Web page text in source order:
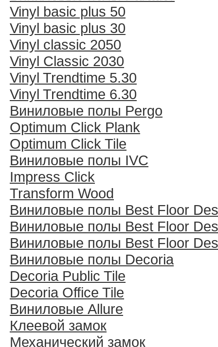
Vinyl basic plus 50
Vinyl basic plus 30
Vinyl classic 2050
Vinyl Classic 2030
Vinyl Trendtime 5.30
Vinyl Trendtime 6.30
Виниловые полы Pergo
Optimum Click Plank
Optimum Click Tile
Виниловые полы IVC
Impress Click
Transform Wood
Виниловые полы Best Floor
Виниловые полы Best Floor
Виниловые полы Best Floor
Виниловые полы Decoria
Decoria Public Tile
Decoria Office Tile
Виниловые Allure
Клеевой замок
Механический замок